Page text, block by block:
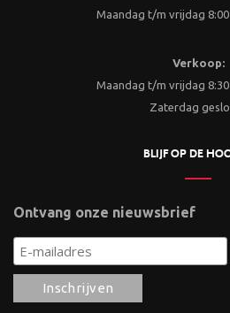
Maandag t/m vrijdag
Verkoop:
Maandag t/m vrijdag
Zaterdag
BLIJF OP DE
Ontvang onze nieuwsbrief